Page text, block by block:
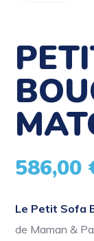
586,00
Le Petit Sofa
de Maman &